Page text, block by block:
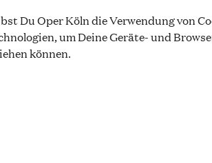
Du Oper Köln die Verwendung von
um Deine Geräte- und
können.